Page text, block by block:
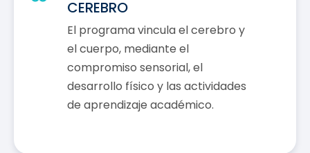
CEREBRO
El programa vincula el cerebro y
el cuerpo, mediante el
compromiso sensorial, el
desarrollo físico y las actividades
de aprendizaje académico.